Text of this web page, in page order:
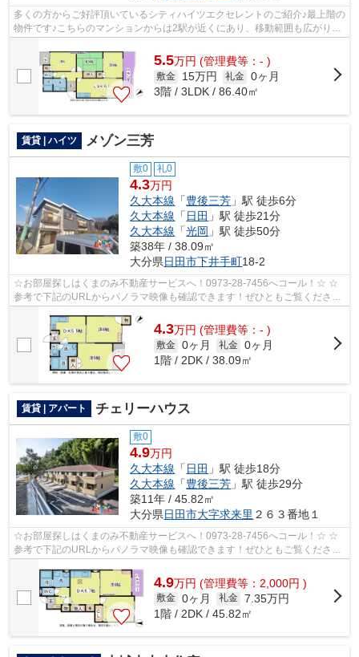
多くの方からご好評頂いているシティハイツエクセレントのご紹介♪最上階の
物件です♪こちらのマンションからは2駅が近くにあり、移動範囲も広がりま
す♪徒歩8分に駅のある、ニーズの高い...
5.5万円 (管理費等：- )
敷金 15万円 礼金 0ヶ月
3階 / 3LDK / 86.40㎡
賃貸 | ハイツ メゾン三芳
敷0 礼0
4.3万円
久大本線 「豊後三芳 」駅 徒歩6分
久大本線 「 日田 」駅 徒歩21分
久大本線 「光岡 」駅 徒歩50分
築38年 / 38.09㎡
大分県日田市下井手町18-2
☆お部屋探しはくまのみ不動産サービスへ！0973-28-7456へコール！☆ ☆
参考で下記のURLからパノラマ映像も確認できます！ぜひともご覧くださ
い。☆ メゾン三芳103号室 パノラマ写真流用...
4.3万円 (管理費等：- )
敷金 0ヶ月 礼金 0ヶ月
1階 / 2DK / 38.09㎡
賃貸 | アパート チェリーハウス
敷0
4.9万円
久大本線 「 日田 」駅 徒歩18分
久大本線 「豊後三芳 」駅 徒歩29分
築11年 / 45.82㎡
大分県日田市大字求来里 ２６３番地１
☆お部屋探しはくまのみ不動産サービスへ！0973-28-7456へコール！☆ ☆
参考で下記のURLからパノラマ映像も確認できます！ぜひともご覧くださ
4.9万円 (管理費等：2,000円 )
敷金 0ヶ月 礼金 7.35万円
1階 / 2DK / 45.82㎡